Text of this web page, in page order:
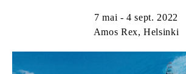
7 mai - 4 sept. 2022
Amos Rex, Helsinki